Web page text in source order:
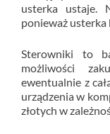
usterka ustaje.
ponieważ
Sterowniki to
możliwości
ewentualnie z
urządzenia w
złotych w